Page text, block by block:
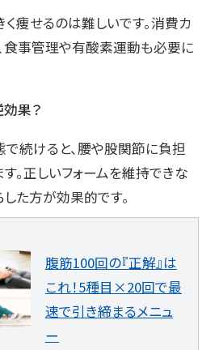
痩せるのは難しいです。消費カ
食事管理や有酸素運動も必要に
果？
続けると、腰や股関節に負担
。正しいフォームを維持できな
た方が効果的です。
腹筋100回の『正解』は
これ！5種目×20回で最
速で引き締まるメニュ
ー